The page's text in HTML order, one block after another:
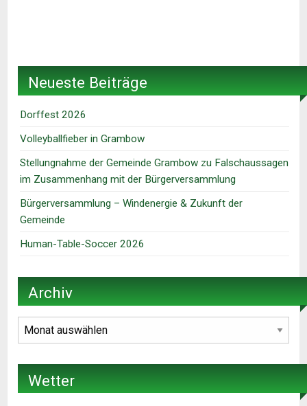
Neueste Beiträge
Dorffest 2026
Volleyballfieber in Grambow
Stellungnahme der Gemeinde Grambow zu Falschaussagen
im Zusammenhang mit der Bürgerversammlung
Bürgerversammlung – Windenergie & Zukunft der
Gemeinde
Human-Table-Soccer 2026
Archiv
Archiv
Wetter